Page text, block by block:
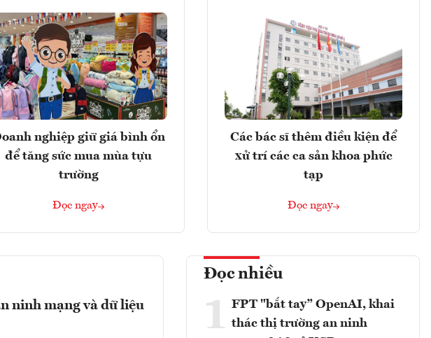
nghiệp giữ giá bình ổn
để tăng sức mua mùa tựu
trường
Đọc ngay
Các bác sĩ thêm điều kiện để
xử trí các ca sản khoa phức
tạp
Đọc ngay
ninh mạng và dữ liệu
Đọc nhiều
1 FPT "bắt tay” OpenAI, khai
thác thị trường an ninh